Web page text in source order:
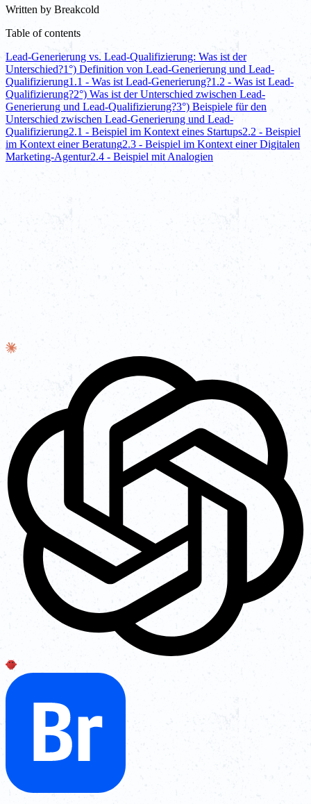
Written by Breakcold
Table of contents
Lead-Generierung vs. Lead-Qualifizierung: Was ist der
Unterschied?1°) Definition von Lead-Generierung und Lead-
Qualifizierung1.1 - Was ist Lead-Generierung?1.2 - Was ist Lead-
Qualifizierung?2°) Was ist der Unterschied zwischen Lead-
Generierung und Lead-Qualifizierung?3°) Beispiele für den
Unterschied zwischen Lead-Generierung und Lead-
Qualifizierung2.1 - Beispiel im Kontext eines Startups2.2 - Beispiel
im Kontext einer Beratung2.3 - Beispiel im Kontext einer Digitalen
Marketing-Agentur2.4 - Beispiel mit Analogien